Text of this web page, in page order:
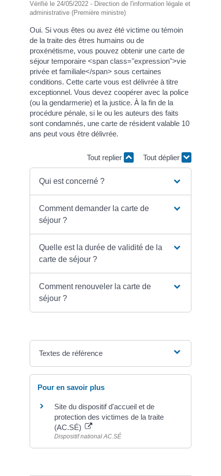
Vérifié le 24/05/2022 - Direction de l'information légale et
administrative (Première ministre)
Oui. Si vous êtes ou avez été victime ou témoin
de la traite des êtres humains ou de
proxénétisme, vous pouvez obtenir une carte de
séjour temporaire <span class="expression">vie
privée et familiale</span> sous certaines
conditions. Cette carte vous est délivrée à titre
exceptionnel. Vous devez coopérer avec la police
(ou la gendarmerie) et la justice. À la fin de la
procédure pénale, si le ou les auteurs des faits
sont condamnés, une carte de résident valable 10
ans peut vous être délivrée.
Tout replier Tout déplier
Qui est concerné ?
Comment demander la carte de
séjour ?
Quelle est la durée de validité de la
carte de séjour ?
Comment renouveler la carte de
séjour ?
Textes de référence
Pour en savoir plus
Site du dispositif d'accueil et de
protection des victimes de la traite
(AC.SÉ)
Dispositif national AC.SÉ